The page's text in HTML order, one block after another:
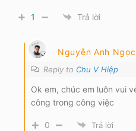
1 Trả lời
Nguyễn Anh Ngọc
Reply to Chu V Hiệp
Ok em, chúc em luôn vui
công trong công việc
0 Trả lời